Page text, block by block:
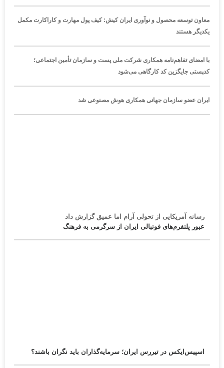
معاون توسعه محصول و نوآوری ایران کیش: کیف پول مهارت و کاراکارت مکمل
یکدیگر هستند
با امضای تفاهم‌نامه همکاری شرکت ملی پست و سازمان تأمین اجتماعی؛
کدپستی جایگزین کد کارگاهی می‌شود
ایران عضو سازمان جهانی همکاری هوش مصنوعی شد
رسانه آمریکایی از تحولی آرام اما عمیق گزارش داد
عبور پلتفرم‌های فوتبالی ایران از سرگرمی به فرهنگ
اسپیس‌ایکس در تیررس ایران؛ سرمایه‌گذاران باید نگران باشند؟